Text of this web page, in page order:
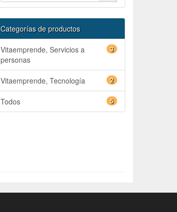
Categorías de productos
3
Vitaemprende, Servicios a
personas
2
Vitaemprende, Tecnología
5
Todos